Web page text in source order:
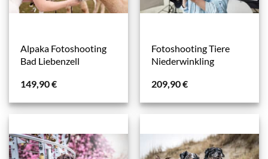
Alpaka Fotoshooting
Bad Liebenzell
149,90€
Fotoshooting Tiere
Niederwinkling
209,90€